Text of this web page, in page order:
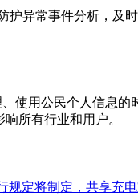
护异常事件分析，及时
使用公民个人信息
所有行业和用户。
规定将制定，共享充